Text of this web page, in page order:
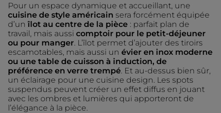
Pour un espace dynamique et accueillant, une
cuisine de style américain sera forcément équipée
d’un îlot au centre de la pièce : parfait plan de
travail, mais aussi comptoir pour le petit-déjeuner
ou pour manger. L’îlot permet d’ajouter des tiroirs
escamotables, mais aussi un évier en inox moderne
ou une table de cuisson à induction, de
préférence en verre trempé. Et au-dessus bien sûr,
un éclairage pour une cuisine design. Les spots
suspendus peuvent créer un effet diffus en jouant
avec les ombres et lumières qui apporteront de
l’élégance à la pièce.